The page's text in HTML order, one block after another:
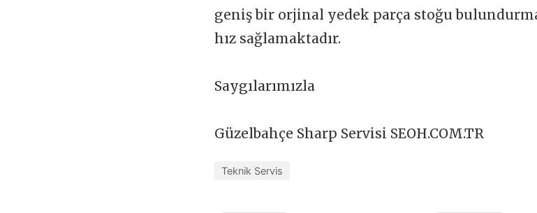
geniş bir orjinal yedek parça stoğu
hız sağlamaktadır.
Saygılarımızla
Güzelbahçe Sharp Servisi SEOH.COM.TR
Teknik Servis